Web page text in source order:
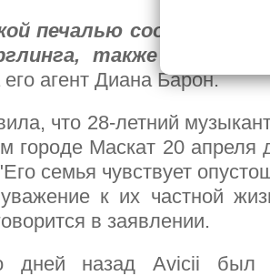
печалью сообщаем,
также
агент Диана Барон.
что 28-летний
городе Маскат 20 апреля
семья чувствует
к их частной
в заявлении.
дней назад Avicii был